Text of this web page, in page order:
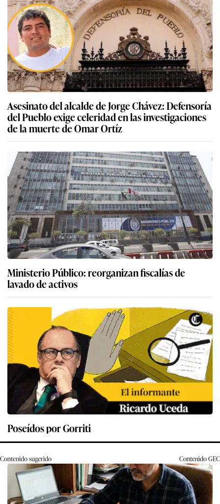
Asesinato del alcalde de Jorge Chávez: Defensoría
del Pueblo exige celeridad en las investigaciones
de la muerte de Omar Ortíz
Ministerio Público: reorganizan fiscalías de
lavado de activos
Poseídos por Gorriti
Contenido sugerido ContenidoGEC